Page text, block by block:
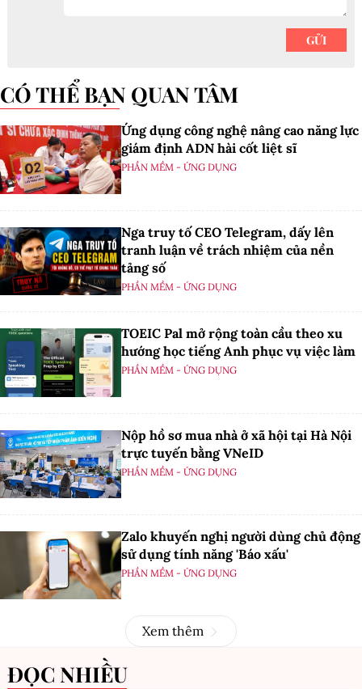
CÓ THỂ BẠN QUAN TÂM
Ứng dụng công nghệ nâng cao năng lực
giám định ADN hài cốt liệt sĩ
PHẦN MỀM - ỨNG DỤNG
Nga truy tố CEO Telegram, dấy lên
tranh luận về trách nhiệm của nền
tảng số
PHẦN MỀM - ỨNG DỤNG
TOEIC Pal mở rộng toàn cầu theo xu
hướng học tiếng Anh phục vụ việc làm
PHẦN MỀM - ỨNG DỤNG
Nộp hồ sơ mua nhà ở xã hội tại Hà Nội
trực tuyến bằng VNeID
PHẦN MỀM - ỨNG DỤNG
Zalo khuyến nghị người dùng chủ động
sử dụng tính năng 'Báo xấu'
PHẦN MỀM - ỨNG DỤNG
Xem thêm
ĐỌC NHIỀU